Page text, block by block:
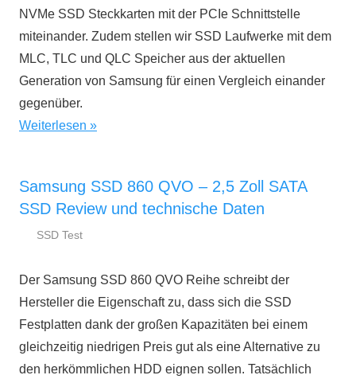
NVMe SSD Steckkarten mit der PCIe Schnittstelle
miteinander. Zudem stellen wir SSD Laufwerke mit dem
MLC, TLC und QLC Speicher aus der aktuellen
Generation von Samsung für einen Vergleich einander
gegenüber.
Weiterlesen
Samsung SSD 860 QVO – 2,5 Zoll SATA
SSD Review und technische Daten
Januar
ratgeber.de
SSD Test
Der Samsung SSD 860 QVO Reihe schreibt der
Hersteller die Eigenschaft zu, dass sich die SSD
Festplatten dank der großen Kapazitäten bei einem
gleichzeitig niedrigen Preis gut als eine Alternative zu
den herkömmlichen HDD eignen sollen. Tatsächlich